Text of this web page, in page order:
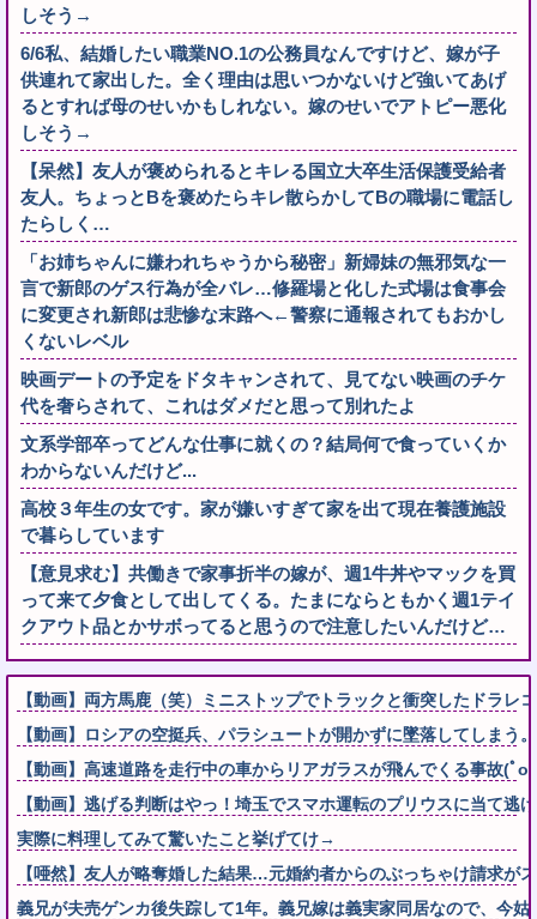
しそう→
6/6私、結婚したい職業NO.1の公務員なんですけど、嫁が子
供連れて家出した。全く理由は思いつかないけど強いてあげ
るとすれば母のせいかもしれない。嫁のせいでアトピー悪化
しそう→
【呆然】友人が褒められるとキレる国立大卒生活保護受給者
友人。ちょっとBを褒めたらキレ散らかしてBの職場に電話し
たらしく…
「お姉ちゃんに嫌われちゃうから秘密」新婦妹の無邪気な一
言で新郎のゲス行為が全バレ…修羅場と化した式場は食事会
に変更され新郎は悲惨な末路へ←警察に通報されてもおかし
くないレベル
映画デートの予定をドタキャンされて、見てない映画のチケ
代を奢らされて、これはダメだと思って別れたよ
文系学部卒ってどんな仕事に就くの？結局何で食っていくか
わからないんだけど...
高校３年生の女です。家が嫌いすぎて家を出て現在養護施設
で暮らしています
【意見求む】共働きで家事折半の嫁が、週1牛丼やマックを買
って来て夕食として出してくる。たまにならともかく週1テイ
クアウト品とかサボってると思うので注意したいんだけど…
【動画】両方馬鹿（笑）ミニストップでトラックと衝突したドラレ
【動画】ロシアの空挺兵、パラシュートが開かずに墜落してしまう。
【動画】高速道路を走行中の車からリアガラスが飛んでくる事故(ﾟo
【動画】逃げる判断はやっ！埼玉でスマホ運転のプリウスに当て逃
実際に料理してみて驚いたこと挙げてけ→
【唖然】友人が略奪婚した結果…元婚約者からのぶっちゃけ請求が
義兄が夫売ゲンカ後失踪して1年。義兄嫁は義実家同居なので、今